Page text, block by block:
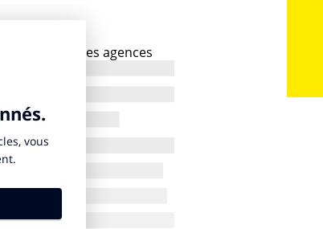
des plus belles agences
face à ce petit